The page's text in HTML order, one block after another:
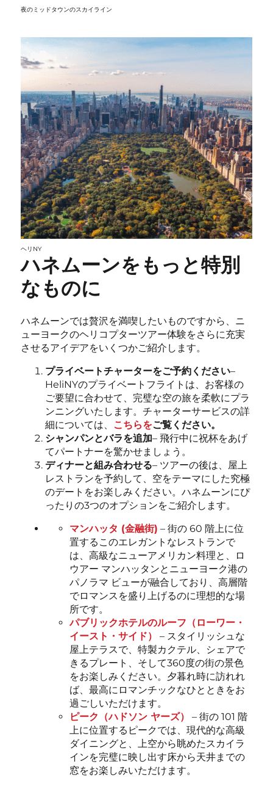
夜のミッドタウンのスカイライン
ヘリNY
ハネムーンをもっと特別
なものに
ハネムーンでは贅沢を満喫したいものですから、ニ
ューヨークのヘリコプターツアー体験をさらに充実
させるアイデアをいくつかご紹介します。
プライベートチャーターをご予約ください–
HeliNYのプライベートフライトは、お客様の
ご要望に合わせて、完璧な空の旅を柔軟にプラ
ンニングいたします。チャーターサービスの詳
細については、
こちらをご覧ください。
シャンパンとバラを追加– 飛行中に祝杯をあげ
てパートナーを驚かせましょう。
ディナーと組み合わせる– ツアーの後は、屋上
レストランを予約して、空をテーマにした究極
のデートをお楽しみください。ハネムーンにぴ
ったりの3つのオプションをご紹介します。
マンハッタ (金融街) – 街の 60 階上に位
置するこのエレガントなレストランで
は、高級なニューアメリカン料理と、ロ
ウアー マンハッタンとニューヨーク港の
パノラマ ビューが融合しており、高層階
でロマンスを盛り上げるのに理想的な場
所です。
パブリックホテルのルーフ（ローワー・
イースト・サイド）
– スタイリッシュな
屋上テラスで、特製カクテル、シェアで
きるプレート、そして360度の街の景色
をお楽しみください。夕暮れ時に訪れれ
ば、最高にロマンチックなひとときをお
過ごしいただけます。
ピーク（ハドソン ヤーズ）
– 街の 101 階
上に位置するピークでは、現代的な高級
ダイニングと、上空から眺めたスカイラ
インを完璧に映し出す床から天井までの
窓をお楽しみいただけます。